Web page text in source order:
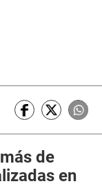
de
en